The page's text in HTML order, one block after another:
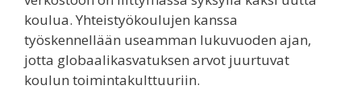
koulua. Yhteistyökoulujen kanssa
työskennellään useamman lukuvuoden ajan,
jotta globaalikasvatuksen arvot juurtuvat
koulun toimintakulttuuriin.